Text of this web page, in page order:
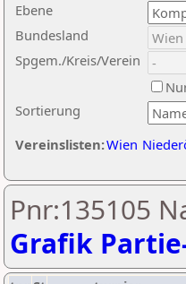
Ebene
Sortierung
Bundesland
Spgem./Kreis/Verein
Vereinslisten:Wien
Pnr:135105
Grafik